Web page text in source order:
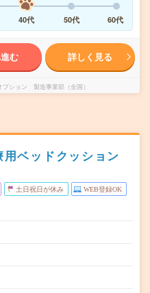
40代 50代 60代
む 詳しく見る
プション 製造事業部（全国）
用ベッドクッション
土日祝日が休み WEB登録OK